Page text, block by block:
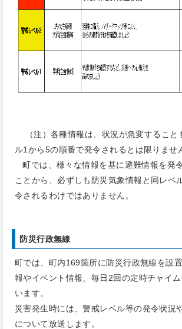
（注）各種情報は、状況が急変すること
ル1から5の順番で発令されるとは限りませ
町では、様々な情報を基に避難情報を発
ことから、必ずしも防災気象情報と同レベ
令されるわけではありません。
防災行政無線
町では、町内169箇所に防災行政無線を設
報やイベント情報、毎日2回の定時チャイ
います。
災害発生時には、警戒レベル等の発令状況
について放送します。